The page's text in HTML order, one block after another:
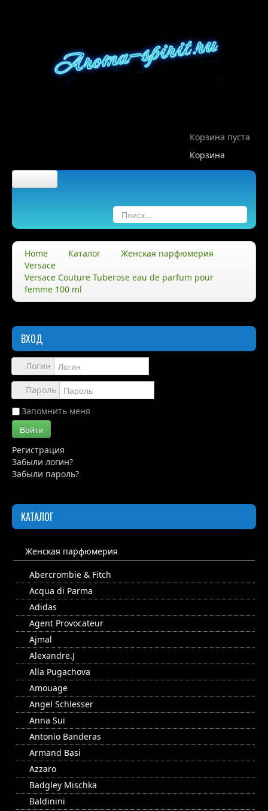
Корзина пуста
Корзина
О нас
Правила
Обзоры
Каталог
Контакты
Home Каталог
Женская парфюмерия
Versace
Versace Couture Tuberose eau de parfum pour
femme 100 ml
ВХОД
Логин
Пароль
Запомнить меня
Войти
Регистрация
Забыли логин?
Забыли пароль?
КАТАЛОГ
Женская парфюмерия
Abercrombie & Fitch
Acqua di Parma
Adidas
Agent Provocateur
Ajmal
Alexandre.J
Alla Pugachova
Amouage
Angel Schlesser
Anna Sui
Antonio Banderas
Armand Basi
Azzaro
Badgley Mischka
Baldinini